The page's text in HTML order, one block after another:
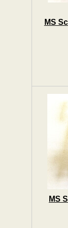
MS
MS